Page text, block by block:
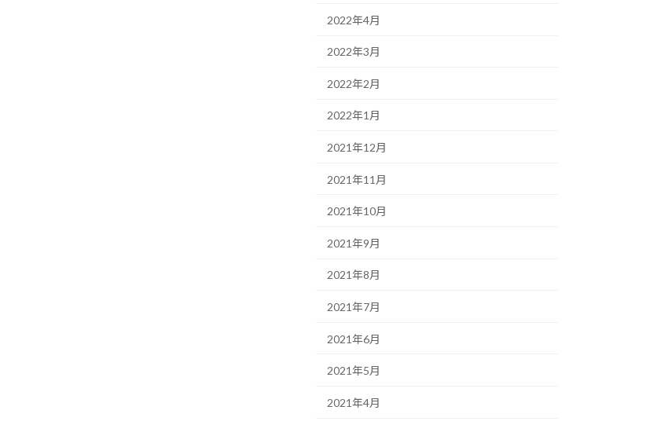
2022年4月
2022年3月
2022年2月
2022年1月
2021年12月
2021年11月
2021年10月
2021年9月
2021年8月
2021年7月
2021年6月
2021年5月
2021年4月